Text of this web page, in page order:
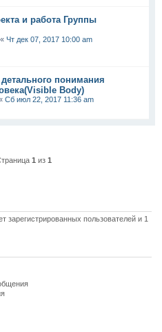
и работа Группы
« Чт дек 07, 2017 10:00 am
понимания
Body)
Сб июл 22, 2017 11:36 am
1 из 1
пользователей и 1